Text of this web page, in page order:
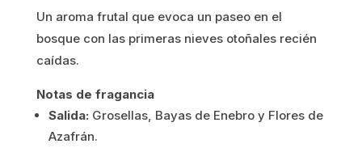
era: es:
Un aroma frutal que evoca un paseo en el
bosque con las primeras nieves otoñales recién
caídas.
Notas de fragancia
Salida: Grosellas, Bayas de Enebro y Flores de
Azafrán.